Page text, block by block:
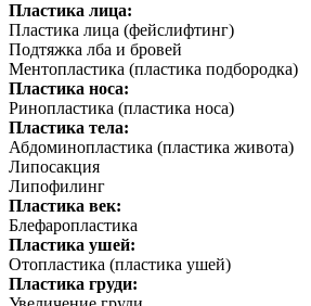
Пластика лица:
Пластика лица (фейслифтинг)
Подтяжка лба и бровей
Ментопластика (пластика подбородка)
Пластика носа:
Ринопластика (пластика носа)
Пластика тела:
Абдоминопластика (пластика живота)
Липосакция
Липофилинг
Пластика век:
Блефаропластика
Пластика ушей:
Отопластика (пластика ушей)
Пластика груди: